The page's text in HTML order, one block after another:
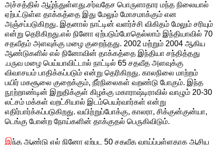
அச்சத்தில் ஆழ்ந்துள்ளது.சர்வதேச பொருளாதார மந்த நிலையால்
ஏற்பட்டுள்ள தாக்கத்தை இது மேலும் மோசமாக்கும் என
அஞ்சப்படுகிறது. இதனால் நாட்டின் வளர்ச்சி விகிதம் மேலும் சரியும்
என்று தெரிகிறது.எல் நினோ ஏற்படும்போதெல்லாம் இந்தியாவில் 70
சதவீதம் அளவுக்கு மழை குறைந்தது. 2002 மற்றும் 2004 ஆகிய
ஆண்டுகளில் எல் நினோவின் தாக்கத்தை இந்தியா சந்தித்தது
.பருவ மழை பெய்யாவிட்டால் நாட்டில் 65 சதவீத அளவுக்கு
விவாசயம் பாதிக்கப்படும் என்று தெரிகிறது. காலநிலை மாற்றம்
பயிர் மகசூலை குறைக்கும், நீர்நிலைகள் வறண்டு போகும். இந்த
நூற்றாண்டின் இறுதிக்குள் கிழக்கு மகாராஷ்டிராவில் வாழும் 20-30
லட்சம் மக்கள் வறட்சியால் இடம்பெயர்வார்கள் என்று
எதிர்பார்க்கப்படுகிறது. வயிற்றுப்போக்கு, காலரா, சிக்குன்குன்யா,
டெங்கு போன்ற நோய்களின் தாக்குதல் பெருகிவிடும்.
இந்த ஆண்டு எல் நினோ ஏற்பட 50 சதவீத வாய்ப்புள்ளதாக ஆசிய